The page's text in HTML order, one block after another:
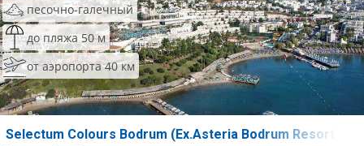
песочно-галечный
до пляжа 50 м
от аэропорта 40 км
Selectum Colours Bodrum (Ex.Asteria Bodrum Resort)